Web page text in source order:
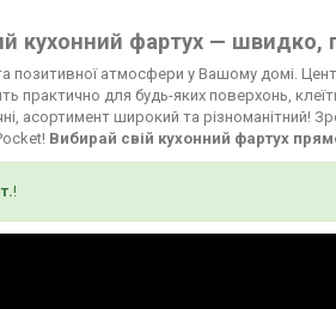
кухонний фартух — швидко,
позитивної атмосфери у Вашому домі.
практично для будь-яких поверхонь,
асортимент широкий та різноманітний!
Вибирай свій кухонний фартух
!